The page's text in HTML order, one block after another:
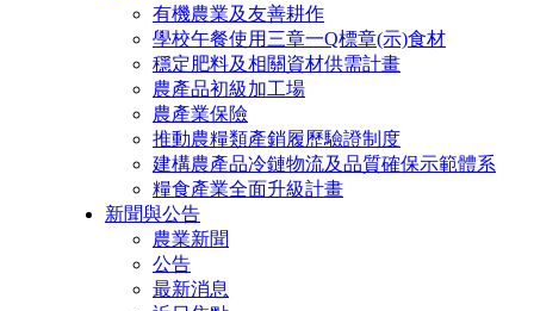
有機農業及友善耕作
學校午餐使用三章一Q標章(示)食材
穩定肥料及相關資材供需計畫
農產品初級加工場
農產業保險
推動農糧類產銷履歷驗證制度
建構農產品冷鏈物流及品質確保示範體系
糧食產業全面升級計畫
新聞與公告
農業新聞
公告
最新消息